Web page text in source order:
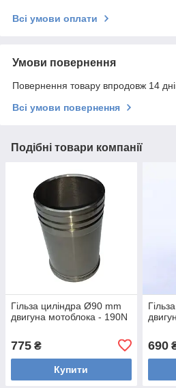
Всі умови оплати
Умови повернення
Повернення товару впродовж 14
Всі умови повернення
Подібні товари компанії
Гільза циліндра Ø90 mm
двигуна мотоблока - 190N
775 ₴
Купити
690